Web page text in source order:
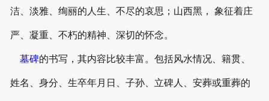
洁、淡雅、绚丽的人生、不尽的哀思；山西黑， 象征着庄
严、凝重、不朽的精神、深切的怀念。
墓碑的书写，其内容比较丰富。包括风水情况、籍贯、
姓名、身分、生卒年月日、子孙、立碑人、安葬或重葬的